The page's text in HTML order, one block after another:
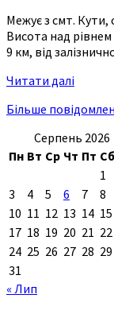
Межує з смт. Кути,
Висота над
9 км, від
Читати далі
Більше
Серпень 2026
Пн Вт Ср Чт Пт Сб
1
3
4 5 6 7 8
10 11 12 13 14 15
17 18 19 20 21 22
24 25 26 27 28 29
31
« Лип